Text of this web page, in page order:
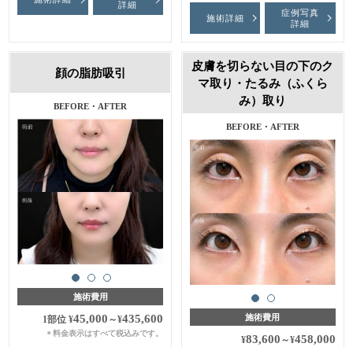
詳細
施術詳細
症例写真
詳細
顔の脂肪吸引
施術費用
1部位¥45,000 ～¥435,600
＊料金表示はすべて税込みです。
皮膚を切らない目の下のク
マ取り・たるみ（ふくら
み）取り
施術費用
¥83,600 ～¥458,000